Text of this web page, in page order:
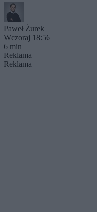
Paweł Żurek
Wczoraj 18:56
6 min
Reklama
Reklama